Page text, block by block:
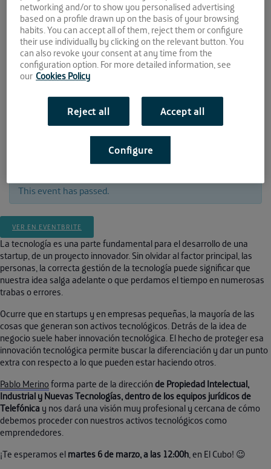
06 MAR
2018
12:00 - 14:00
Espacio de crowdworking El Cubo
Avda. Camino de los Descubrimientos 17,
PCT Cartuja
This event has passed.
VER EN EVENTBRITE
La tecnología es una parte fundamental para el desarrollo de una
startup, de un proyecto innovador. Sin olvidar al factor principal, las
personas, la correcta gestión de la tecnología puede significar que
nuestra idea salga adelante o que perdamos el tiempo en numerosas
trabas o errores.
Ocurre que en startups y en empresas pequeñas, la mayoría de las
cosas que generan son activos tecnológicos. Detrás de la idea de
negocio suele haber innovación tecnológica. El hecho de proteger esa
innovación tecnológica permite buscar la diferenciación y dar un punto
extra con respecto a lo que pueden estar haciendo otros.
Pablo Merinoforma parte de la dirección de Propiedad Intelectual,
Industrial y Nuevas Tecnologías, dentro de los equipos jurídicos de
Telefónica y nos dará una visión muy profesional y cercana de cómo
debemos proceder con nuestros activos tecnológicos como
emprendedores.
¡Te esperamos el martes 6 de marzo, a las 12:00h, en El Cubo! 😉
networking and/or to show you personalised advertising
based on a profile drawn up on the basis of your browsing
habits. You can accept all of them, reject them or configure
their use individually by clicking on the relevant button. You
can also revoke your consent at any time from the
configuration option. For more detailed information, see
our Cookies Policy
Reject all Accept all
Configure